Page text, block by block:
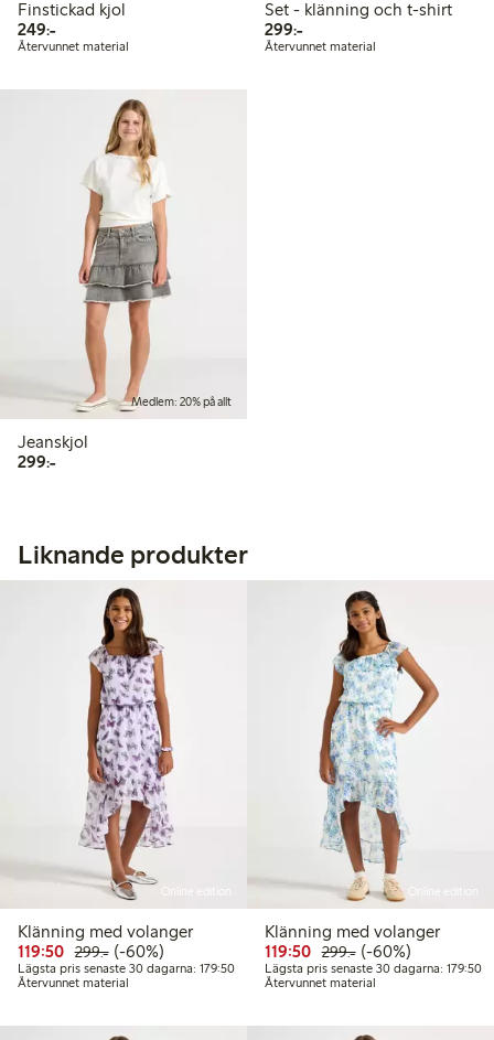
Finstickad kjol
249:-249,00 kr
Återvunnet material
Set - klänning och t-shirt
299:-299,00 kr
Återvunnet material
Medlem: 20% på allt
Jeanskjol
299:-299,00 kr
Liknande produkter
Klänning med volanger
119:50 Rabatterat pris: 119,50 kr
299:-Ordinarie pris: 299,00 kr
60% rabatt
(-60%)
Lägsta pris senaste 30 dagarna: 179:50Lägsta pris senaste 30 dagarna: 179,50 kr
Återvunnet material
Klänning med volanger
119:50 Rabatterat pris: 119,50
299:-Ordinarie pris:
60% rabatt
(-60%)
Lägsta pris senaste 30 dagarna: 179:50
Återvunnet material